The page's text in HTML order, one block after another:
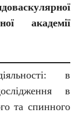
академії
в
в
та спинного